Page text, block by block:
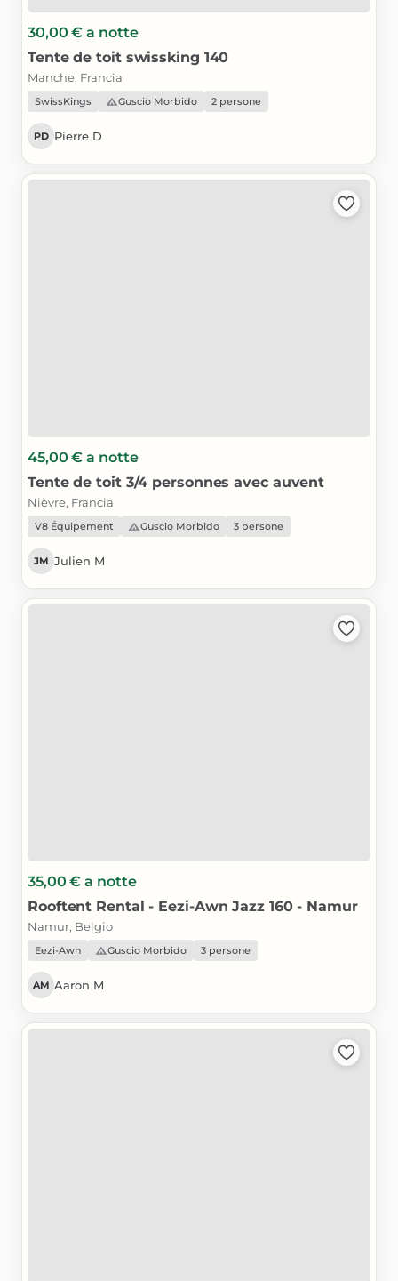
30,00 € a notte
Tente de toit swissking 140
Manche, Francia
SwissKings Guscio Morbido 2 persone
PD Pierre D
45,00 € a notte
Tente de toit 3​/​4 personnes avec auvent
Nièvre, Francia
V8 Équipement Guscio Morbido 3 persone
JM Julien M
35,00 € a notte
Rooftent Rental - Eezi-Awn Jazz 160 - Namur
Namur, Belgio
Eezi-Awn Guscio Morbido 3 persone
AM Aaron M